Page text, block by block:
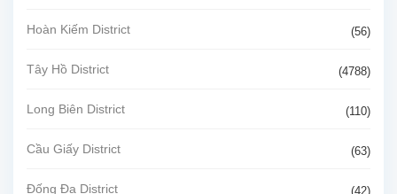
Hoàn Kiếm District (56)
Tây Hồ District (4788)
Long Biên District (110)
Cầu Giấy District (63)
Đống Đa District (42)